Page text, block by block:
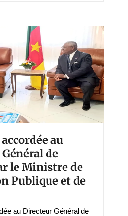
au
de
le Ministre de
Publique et de
au Directeur Général de